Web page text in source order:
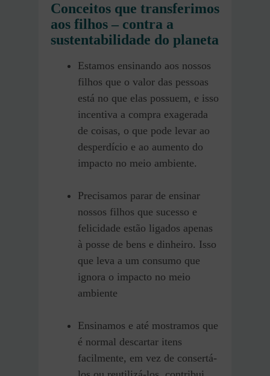
Conceitos que transferimos
aos filhos – contra a
sustentabilidade do planeta
Estamos ensinando aos nossos
filhos que o valor das pessoas
está no que elas possuem, e isso
incentiva a compra exagerada
de coisas, o que pode levar ao
desperdício e ao aumento do
impacto no meio ambiente.
Precisamos parar de ensinar
nossos filhos que sucesso e
felicidade estão ligados apenas
à posse de bens e dinheiro. Isso
que leva a um consumo que
ignora o impacto no meio
ambiente
Ensinamos e até mostramos que
é normal descartar itens
facilmente, em vez de consertá-